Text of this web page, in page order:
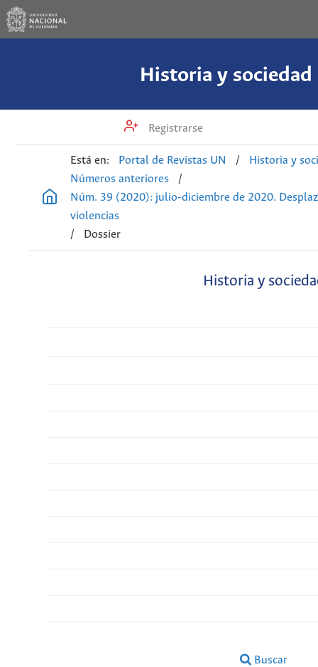
Historia y sociedad
Registrarse
Está en: Portal de Revistas UN /
Historia y
Números anteriores
/
Núm. 39 (2020): julio-diciembre de 2020.
violencias
/
Dossier
Historia y
Buscar